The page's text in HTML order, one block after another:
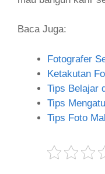
Baca Juga:
Fotografer
Ketakutan
Tips Belajar
Tips
Tips Foto